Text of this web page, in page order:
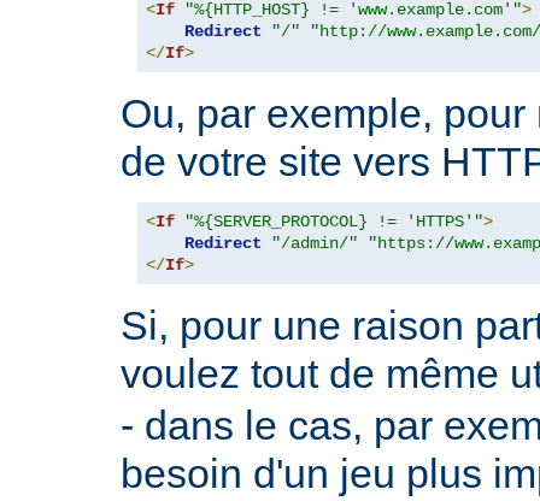
<If "%{HTTP_HOST} != 'www.example.com'">
Redirect
"/"
"http://
</If>
Ou, par exemple,
de votre site vers
<If "%{SERVER_PROTOCOL} != 'HTTPS'">
Redirect
"/admin/"
"https://
</If>
Si, pour une raison
voulez tout de même
- dans le cas, par
besoin d'un jeu plus